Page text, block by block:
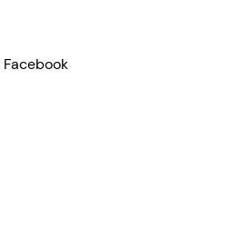
Facebook